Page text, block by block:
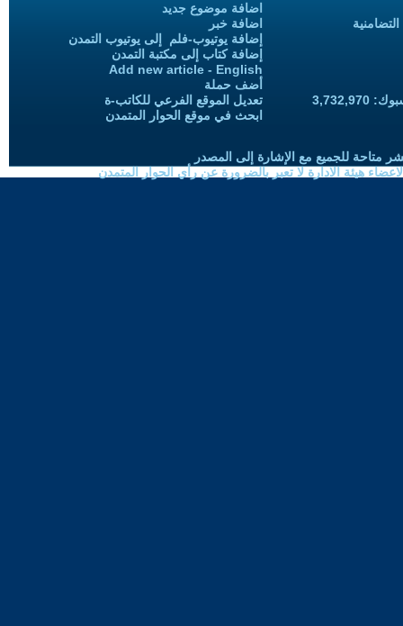
اضافة موضوع جديد
اضافة خبر
إضافة يوتيوب-فلم إلى يوتيوب التمدن
إضافة كتاب إلى مكتبة التمدن
Add new article - English
أضف حملة
تعديل الموقع الفرعي للكاتب-ة
ابحث في موقع الحوار المتمدن
متاحة للجميع مع الإشارة إلى المصدر
هيئة الادارة لا تعبر بالضرورة عن رأي الحوار المتمدن